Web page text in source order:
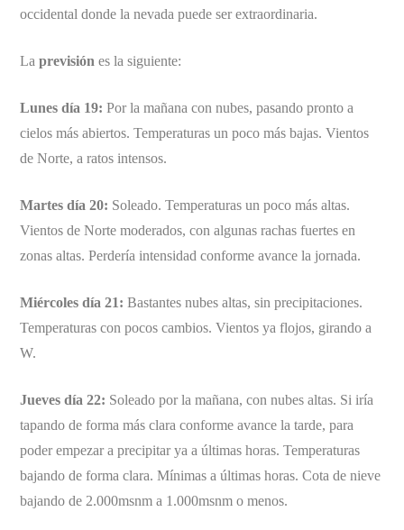
occidental donde la nevada puede ser extraordinaria.
Laprevisión es la siguiente:
Lunes día 19: Por la mañana con nubes, pasando pronto a
cielos más abiertos. Temperaturas un poco más bajas. Vientos
de Norte, a ratos intensos.
Martes día 20: Soleado. Temperaturas un poco más altas.
Vientos de Norte moderados, con algunas rachas fuertes en
zonas altas. Perdería intensidad conforme avance la jornada.
Miércoles día 21: Bastantes nubes altas, sin precipitaciones.
Temperaturas con pocos cambios. Vientos ya flojos, girando a
W.
Jueves día 22: Soleado por la mañana, con nubes altas. Si iría
tapando de forma más clara conforme avance la tarde, para
poder empezar a precipitar ya a últimas horas. Temperaturas
bajando de forma clara. Mínimas a últimas horas. Cota de nieve
bajando de 2.000msnm a 1.000msnm o menos.